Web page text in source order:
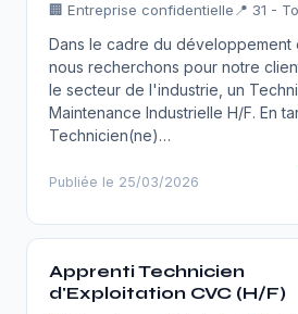
🏢 Entreprise confidentielle 📍 31 -
Dans le cadre du développement
nous recherchons pour notre
le secteur de l'industrie, un
Maintenance Industrielle H/F. En
Technicien(ne)…
Publiée le 25/03/2026
Apprenti Technicien
d'Exploitation CVC (H/F)